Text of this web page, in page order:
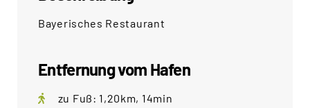
Bayerisches Restaurant
Entfernung vom Hafen
zu Fuß: 1,20km, 14min